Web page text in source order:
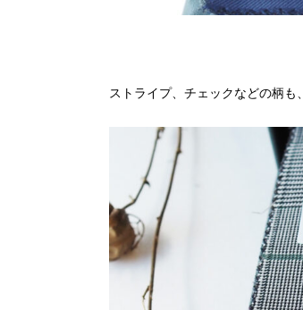
ストライプ、チェックなどの柄も